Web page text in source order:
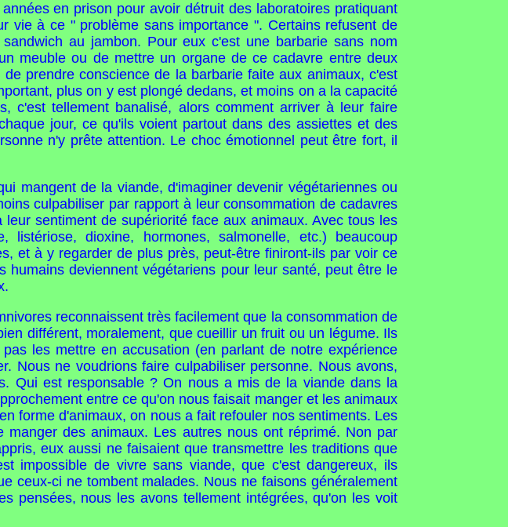
en prison pour avoir détruit des laboratoires pratiquant
vie à ce " problème sans importance ". Certains refusent de
au jambon. Pour eux c'est une barbarie sans nom
meuble ou de mettre un organe de ce cadavre entre deux
prendre conscience de la barbarie faite aux animaux, c'est
plus on y est plongé dedans, et moins on a la capacité
c'est tellement banalisé, alors comment arriver à leur faire
jour, ce qu'ils voient partout dans des assiettes et des
n'y prête attention. Le choc émotionnel peut être fort, il
mangent de la viande, d'imaginer devenir végétariennes ou
culpabiliser par rapport à leur consommation de cadavres
sentiment de supériorité face aux animaux. Avec tous les
listériose, dioxine, hormones, salmonelle, etc.) beaucoup
et à y regarder de plus près, peut-être finiront-ils par voir ce
deviennent végétariens pour leur santé, peut être le
reconnaissent très facilement que la consommation de
différent, moralement, que cueillir un fruit ou un légume. Ils
les mettre en accusation (en parlant de notre expérience
Nous ne voudrions faire culpabiliser personne. Nous avons,
Qui est responsable ? On nous a mis de la viande dans la
entre ce qu'on nous faisait manger et les animaux
forme d'animaux, on nous a fait refouler nos sentiments. Les
des animaux. Les autres nous ont réprimé. Non par
eux aussi ne faisaient que transmettre les traditions que
impossible de vivre sans viande, que c'est dangereux, ils
ceux-ci ne tombent malades. Nous ne faisons généralement
pensées, nous les avons tellement intégrées, qu'on les voit